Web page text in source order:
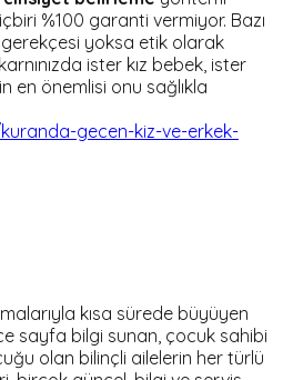
%100 garanti vermiyor. Bazı
gerekçesi yoksa etik olarak
ister kız bebek, ister
en önemlisi onu sağlıkla
gecen-kiz-ve-erkek-
kısa sürede büyüyen
sayfa bilgi sunan, çocuk sahibi
olan bilinçli ailelerin her türlü